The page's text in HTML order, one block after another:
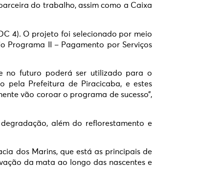
do trabalho, assim como a Caixa
4). O projeto foi selecionado por meio
Programa II – Pagamento por Serviços
no futuro poderá ser utilizado para o
pela Prefeitura de Piracicaba, e estes
vão coroar o programa de sucesso”,
além do reflorestamento e
dos Marins, que está as principais de
da mata ao longo das nascentes e